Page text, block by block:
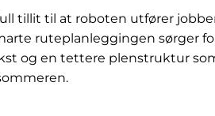
tillit til at roboten utfører
ruteplanleggingen sørger
og en tettere plenstruktur